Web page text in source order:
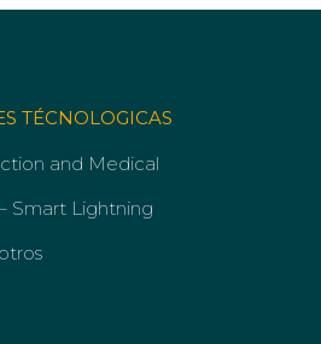
TÉCNOLOGICAS
and Medical
Smart Lightning